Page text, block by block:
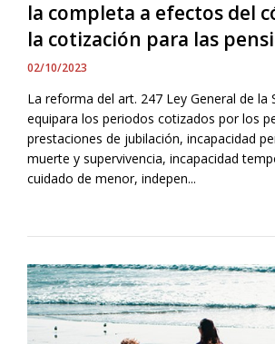
la completa a efectos del
la cotización para las
02/10/2023
La reforma del art. 247 Ley General de la
equipara los periodos cotizados por los
prestaciones de jubilación, incapacidad
muerte y supervivencia, incapacidad
cuidado de menor, indepen...